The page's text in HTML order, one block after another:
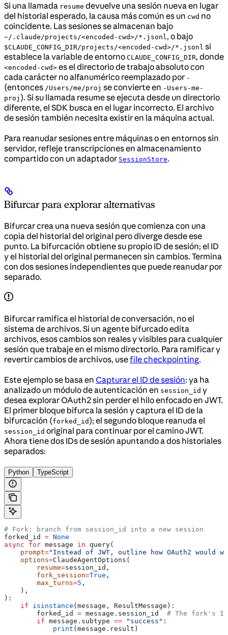
Si una llamada resume devuelve una sesión nueva en lugar
del historial esperado, la causa más común es un cwd no
coincidente. Las sesiones se almacenan bajo
~/.claude/projects/<encoded-cwd>/*.jsonl, o bajo
$CLAUDE_CONFIG_DIR/projects/<encoded-cwd>/*.jsonl si
establece la variable de entorno CLAUDE_CONFIG_DIR, donde
<encoded-cwd> es el directorio de trabajo absoluto con
cada carácter no alfanumérico reemplazado por -
(entonces /Users/me/proj se convierte en -Users-me-
proj ). Si su llamada resume se ejecuta desde un directorio
diferente, el SDK busca en el lugar incorrecto. El archivo
de sesión también necesita existir en la máquina actual.
Para reanudar sesiones entre máquinas o en entornos sin
servidor, refleje transcripciones en almacenamiento
compartido con un adaptador SessionStore.
Bifurcar para explorar alternativas
Bifurcar crea una nueva sesión que comienza con una
copia del historial del original pero diverge desde ese
punto. La bifurcación obtiene su propio ID de sesión; el ID
y el historial del original permanecen sin cambios. Termina
con dos sesiones independientes que puede reanudar por
separado.
Bifurcar ramifica el historial de conversación, no el
sistema de archivos. Si un agente bifurcado edita
archivos, esos cambios son reales y visibles para cualquier
sesión que trabaje en el mismo directorio. Para ramificar y
revertir cambios de archivos, usefile checkpointing.
Este ejemplo se basa en Capturar el ID de sesión: ya ha
analizado un módulo de autenticación en session_id y
desea explorar OAuth2 sin perder el hilo enfocado en JWT.
El primer bloque bifurca la sesión y captura el ID de la
bifurcación (forked_id ); el segundo bloque reanuda el
session_id original para continuar por el camino JWT.
Ahora tiene dos IDs de sesión apuntando a dos historiales
separados:
Python TypeScript
# Fork: branch from session_id into a new session
forked_id = None
async for message in query(
    prompt
="Instead of JWT, outline how OAuth2 would
    options
=ClaudeAgentOptions(
        resume
=session_id,
        fork_session
=True ,
        max_turns
=5 ,
    ),
):
    if
isinstance (message, ResultMessage):
        forked_id
= message.session_id # The fork's
        if
message.subtype == "success" :
            print
(message.result)